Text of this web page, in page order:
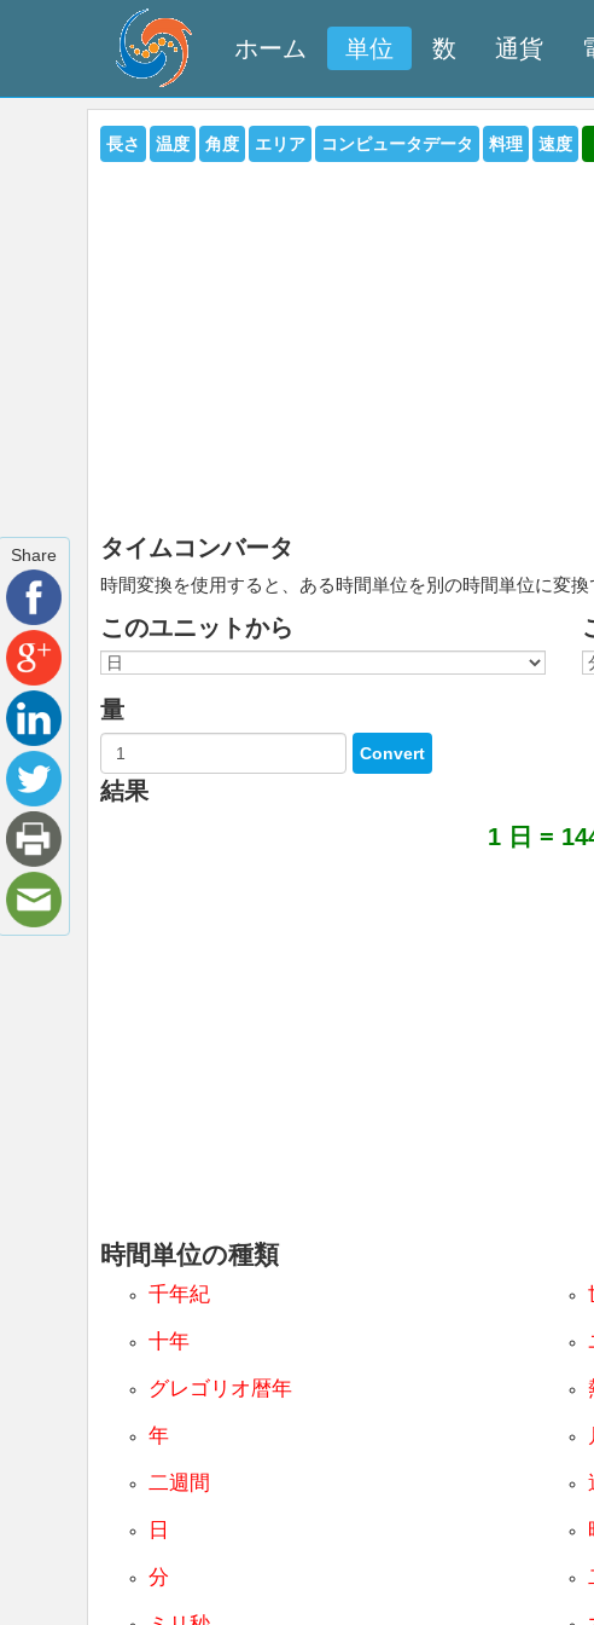
ホーム 単位 数 通貨
長さ 温度 角度 エリア コンピュータデータ 料理 速度
タイムコンバータ
時間変換を使用すると、ある時間単位を別の時間単位に変換
このユニットから
量
結果
1 日 =
時間単位の種類
千年紀
十年
グレゴリオ暦年
年
二週間
日
分
Share